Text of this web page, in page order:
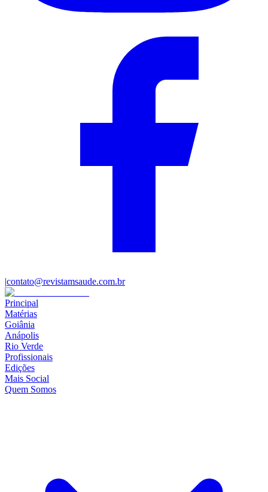
|contato@revistamsaude.com.br
Principal
Matérias
Goiânia
Anápolis
Rio Verde
Profissionais
Edições
Mais Social
Quem Somos